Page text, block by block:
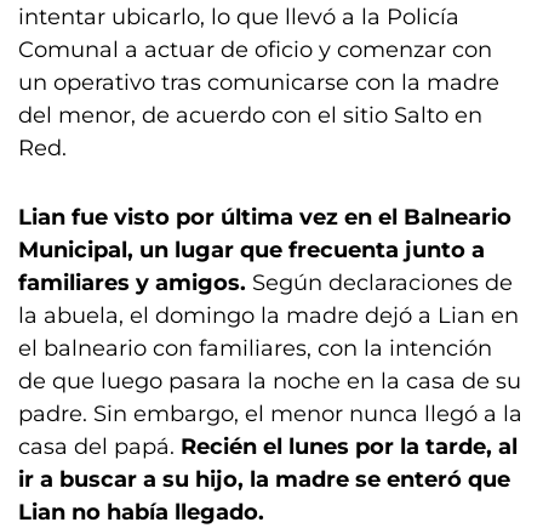
intentar ubicarlo, lo que llevó a la Policía
Comunal a actuar de oficio y comenzar con
un operativo tras comunicarse con la madre
del menor, de acuerdo con el sitio Salto en
Red.
Lian fue visto por última vez en el Balneario
Municipal, un lugar que frecuenta junto a
familiares y amigos. Según declaraciones de
la abuela, el domingo la madre dejó a Lian en
el balneario con familiares, con la intención
de que luego pasara la noche en la casa de su
padre. Sin embargo, el menor nunca llegó a la
casa del papá. Recién el lunes por la tarde, al
ir a buscar a su hijo, la madre se enteró que
Lian no había llegado.